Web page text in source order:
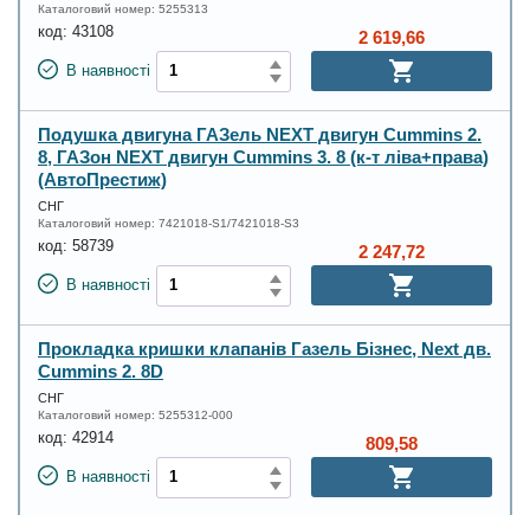
Каталоговий номер: 5255313
код: 43108
В наявності
2 619,66
Подушка двигуна ГАЗель NEXT двигун Cummins 2.
8, ГАЗон NEXT двигун Cummins 3. 8 (к-т ліва+права)
(АвтоПрестиж)
СНГ
Каталоговий номер: 7421018-S1/7421018-S3
код: 58739
В наявності
2 247,72
Прокладка кришки клапанів Газель Бізнес, Next дв.
Cummins 2. 8D
СНГ
Каталоговий номер: 5255312-000
код: 42914
В наявності
809,58